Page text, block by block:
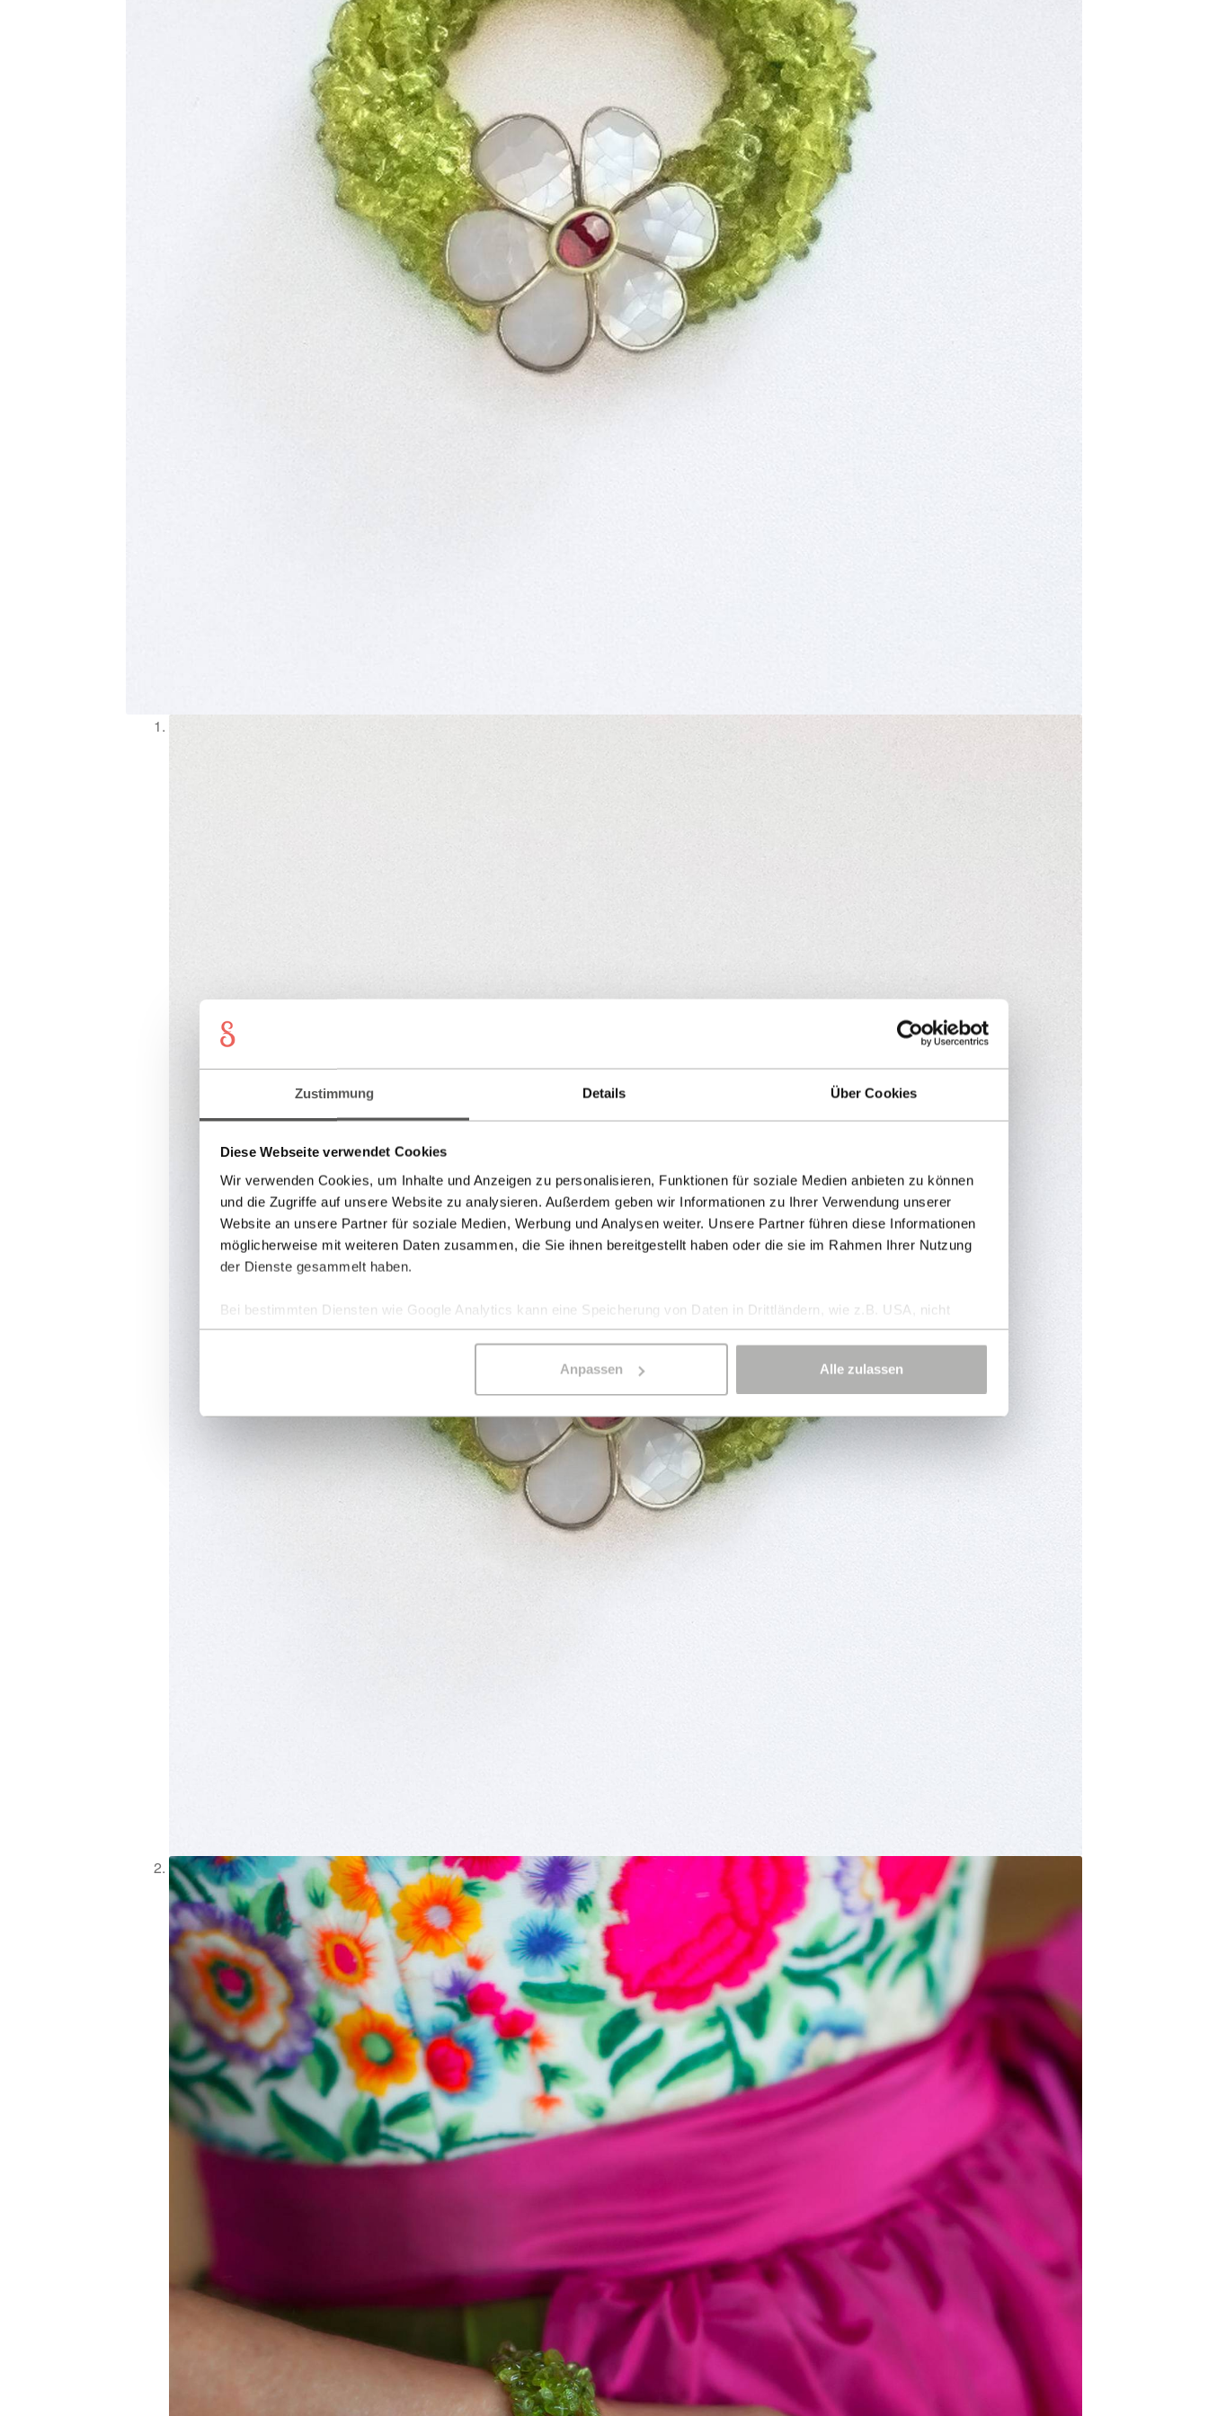
Zustimmung Details Über Cookies
Diese Webseite verwendet Cookies
Wir verwenden Cookies, um Inhalte und Anzeigen zu personalisieren, Funktionen für soziale Medien anbieten zu können
und die Zugriffe auf unsere Website zu analysieren. Außerdem geben wir Informationen zu Ihrer Verwendung unserer
Website an unsere Partner für soziale Medien, Werbung und Analysen weiter. Unsere Partner führen diese Informationen
möglicherweise mit weiteren Daten zusammen, die Sie ihnen bereitgestellt haben oder die sie im Rahmen Ihrer Nutzung
der Dienste gesammelt haben.
Bei bestimmten Diensten wie Google Analytics kann eine Speicherung von Daten in Drittländern, wie z.B. USA, nicht
ausgeschlossen werden.
Anpassen Alle zulassen